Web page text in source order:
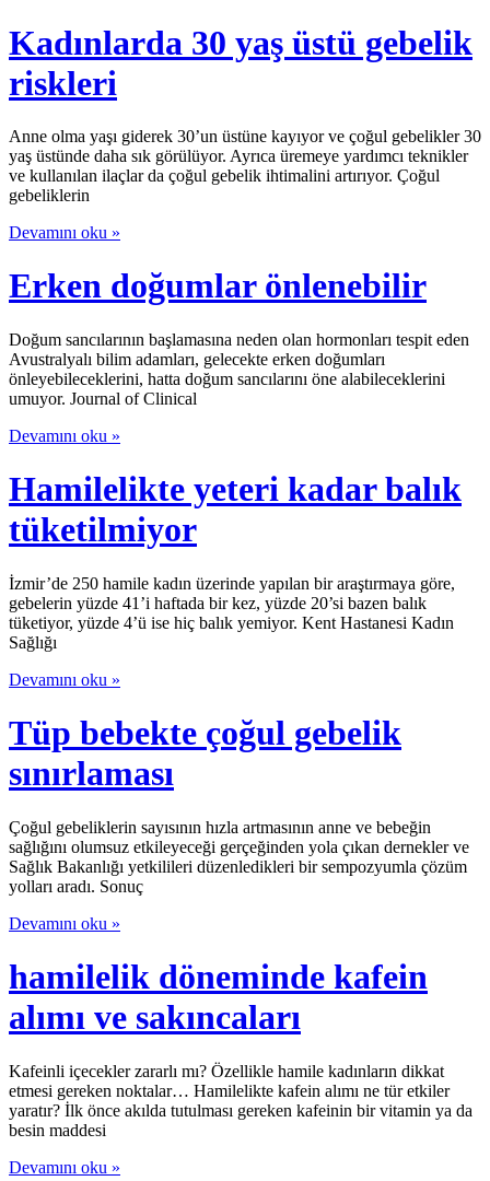
Kadınlarda 30 yaş üstü gebelik
riskleri
Anne olma yaşı giderek 30’un üstüne kayıyor ve çoğul gebelikler 30
yaş üstünde daha sık görülüyor. Ayrıca üremeye yardımcı teknikler
ve kullanılan ilaçlar da çoğul gebelik ihtimalini artırıyor. Çoğul
gebeliklerin
Devamını oku »
Erken doğumlar önlenebilir
Doğum sancılarının başlamasına neden olan hormonları tespit eden
Avustralyalı bilim adamları, gelecekte erken doğumları
önleyebileceklerini, hatta doğum sancılarını öne alabileceklerini
umuyor. Journal of Clinical
Devamını oku »
Hamilelikte yeteri kadar balık
tüketilmiyor
İzmir’de 250 hamile kadın üzerinde yapılan bir araştırmaya göre,
gebelerin yüzde 41’i haftada bir kez, yüzde 20’si bazen balık
tüketiyor, yüzde 4’ü ise hiç balık yemiyor. Kent Hastanesi Kadın
Sağlığı
Devamını oku »
Tüp bebekte çoğul gebelik
sınırlaması
Çoğul gebeliklerin sayısının hızla artmasının anne ve bebeğin
sağlığını olumsuz etkileyeceği gerçeğinden yola çıkan dernekler ve
Sağlık Bakanlığı yetkilileri düzenledikleri bir sempozyumla çözüm
yolları aradı. Sonuç
Devamını oku »
hamilelik döneminde kafein
alımı ve sakıncaları
Kafeinli içecekler zararlı mı? Özellikle hamile kadınların dikkat
etmesi gereken noktalar… Hamilelikte kafein alımı ne tür etkiler
yaratır? İlk önce akılda tutulması gereken kafeinin bir vitamin ya da
besin maddesi
Devamını oku »